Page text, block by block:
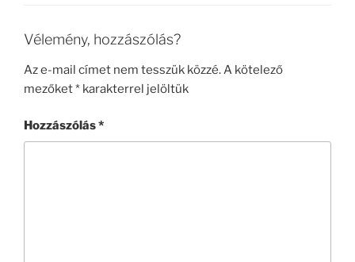
k
Vélemény, hozzászólás?
Az e-mail címet nem tesszük közzé.A kötelező
mezőket* karakterrel jelöltük
Hozzászólás*